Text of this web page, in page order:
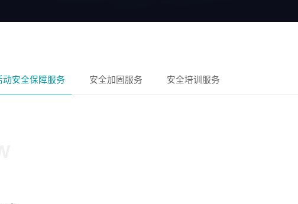
动安全保障服务 安全加固服务 安全培训服务